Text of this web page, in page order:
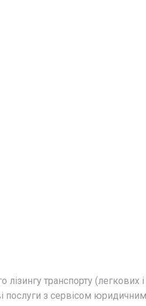
транспорту (легкових
послуги з сервісом